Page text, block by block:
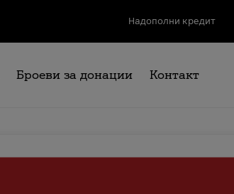
Надополни кредит
Броеви за донации Контакт